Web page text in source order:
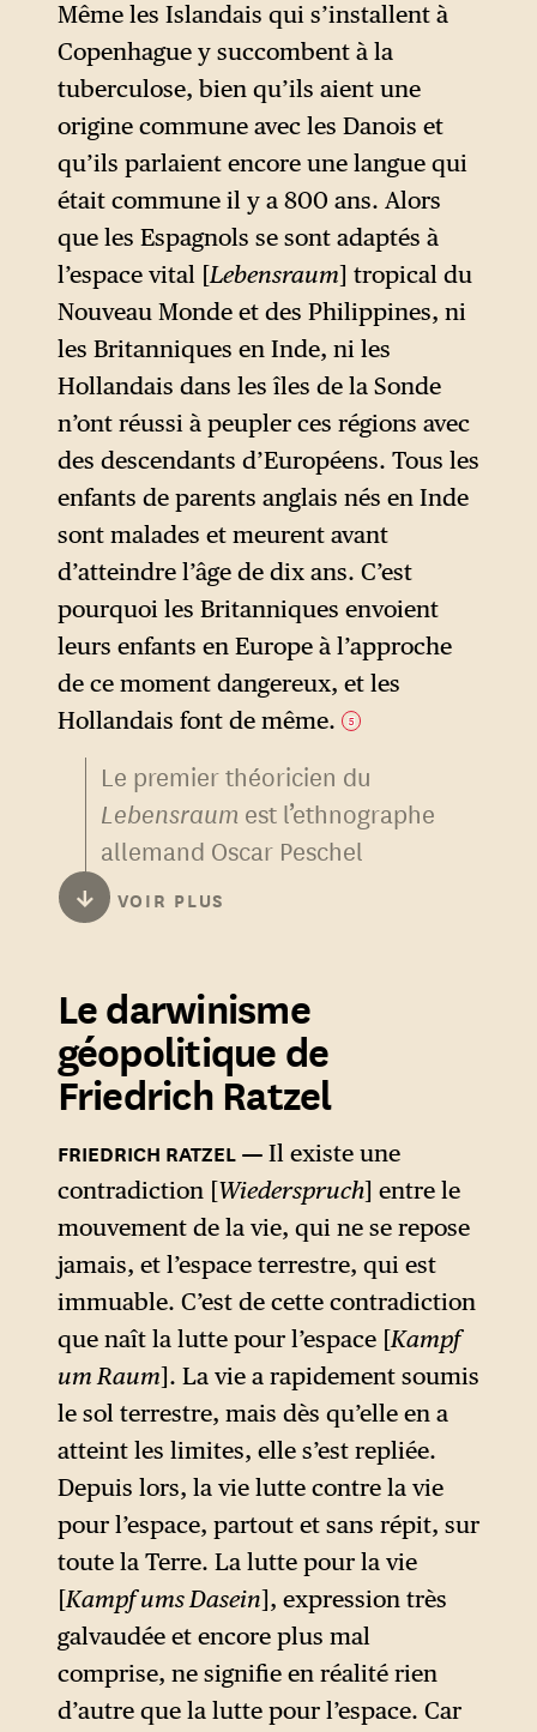
Même les Islandais qui s’installent à
Copenhague y succombent à la
tuberculose, bien qu’ils aient une
origine commune avec les Danois et
qu’ils parlaient encore une langue qui
était commune il y a 800 ans. Alors
que les Espagnols se sont adaptés à
l’espace vital [Lebensraum] tropical du
Nouveau Monde et des Philippines, ni
les Britanniques en Inde, ni les
Hollandais dans les îles de la Sonde
n’ont réussi à peupler ces régions avec
des descendants d’Européens. Tous les
enfants de parents anglais nés en Inde
sont malades et meurent avant
d’atteindre l’âge de dix ans. C’est
pourquoi les Britanniques envoient
leurs enfants en Europe à l’approche
de ce moment dangereux, et les
Hollandais font de même.
5
Le premier théoricien du
Lebensraum est l’ethnographe
allemand Oscar Peschel
(1826-1875).
Wagner (1813-1887), qui s’était
intéressé au « territoire de
vie » (Lebensgebiet) des
proposait d’appeler
Lebenserauml’aire
géographique propice à
l’épanouissement d’un peuple
donné.
Selon lui, de même que les
espèces végétales ou
animales ne seraient pas
adaptées à tous les milieux et
à tous les climats, les peuples
seraient conditionnés par le
cadre géographique dans
lequel ils vivent et ne
pourraient s’en écarter sans
péril.
↓ VOIR PLUS
Le darwinisme
géopolitique de
Friedrich Ratzel
FRIEDRICH RATZEL
Il existe une
contradiction [Wiederspruch] entre le
mouvement de la vie, qui ne se repose
jamais, et l’espace terrestre, qui est
immuable. C’est de cette contradiction
que naît la lutte pour l’espace [Kampf
um Raum]. La vie a rapidement soumis
le sol terrestre, mais dès qu’elle en a
atteint les limites, elle s’est repliée.
Depuis lors, la vie lutte contre la vie
pour l’espace, partout et sans répit, sur
toute la Terre. La lutte pour la vie
[Kampf ums Dasein], expression très
galvaudée et encore plus mal
comprise, ne signifie en réalité rien
d’autre que la lutte pour l’espace. Car